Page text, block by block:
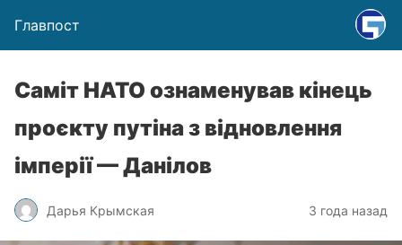
Главпост
Саміт НАТО ознаменував кінець
проєкту путіна з відновлення
імперії — Данілов
Дарья Крымская 3 года назад